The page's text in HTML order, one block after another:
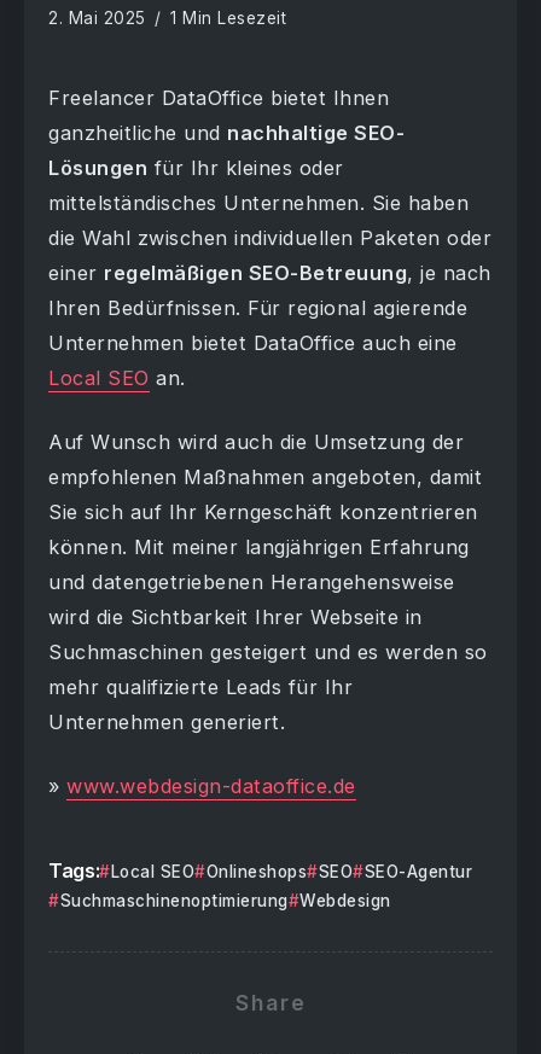
2. Mai 2025 1 Min Lesezeit
Freelancer DataOffice bietet Ihnen
ganzheitliche und nachhaltige SEO-
Lösungen für Ihr kleines oder
mittelständisches Unternehmen. Sie haben
die Wahl zwischen individuellen Paketen oder
einer regelmäßigen SEO-Betreuung, je nach
Ihren Bedürfnissen. Für regional agierende
Unternehmen bietet DataOffice auch eine
Local SEO an.
Auf Wunsch wird auch die Umsetzung der
empfohlenen Maßnahmen angeboten, damit
Sie sich auf Ihr Kerngeschäft konzentrieren
können. Mit meiner langjährigen Erfahrung
und datengetriebenen Herangehensweise
wird die Sichtbarkeit Ihrer Webseite in
Suchmaschinen gesteigert und es werden so
mehr qualifizierte Leads für Ihr
Unternehmen generiert.
» www.webdesign-dataoffice.de
Tags: Local SEO Onlineshops SEO
SEO-Agentur
Suchmaschinenoptimierung
Webdesign
Share